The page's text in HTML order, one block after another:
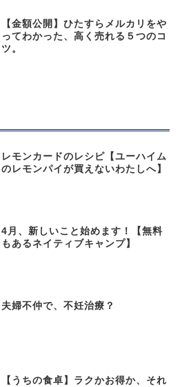
【金額公開】ひたすらメルカリをや
ってわかった、高く売れる５つのコ
ツ。
レモンカードのレシピ【ユーハイム
のレモンパイが買えないわたしへ】
4月、新しいこと始めます！【無料
もあるネイティブキャンプ】
夫婦不仲で、不妊治療？
【うちの食卓】ラクかお得か、それ